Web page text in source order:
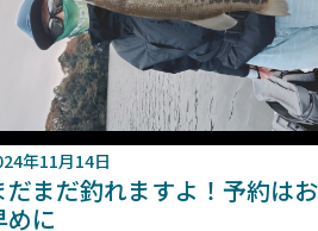
2024年11月9日
津久井湖まだまだ釣れます！